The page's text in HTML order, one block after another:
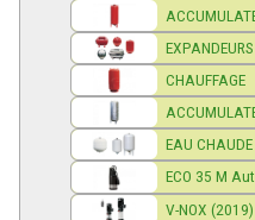
CHAUFFAGE
EAU CHAUDE
ECO 35 M Aut
V-NOX (2019)